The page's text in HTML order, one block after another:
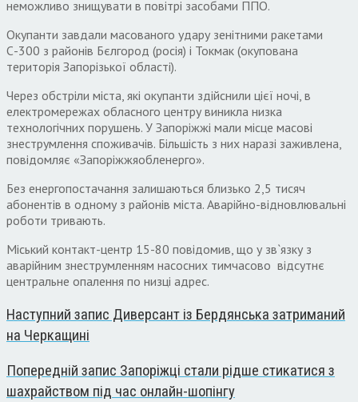
неможливо знищувати в повітрі засобами ППО.
Окупанти завдали масованого удару зенітними ракетами
С-300 з районів Бєлгород (росія) і Токмак (окупована
територія Запорізької області).
Через обстріли міста, які окупанти здійснили цієї ночі, в
електромережах обласного центру виникла низка
технологічних порушень. У Запоріжжі мали місце масові
знеструмлення споживачів. Більшість з них наразі заживлена,
повідомляє «Запоріжжяобленерго».
Без енергопостачання залишаються близько 2,5 тисяч
абонентів в одному з районів міста. Аварійно-відновлювальні
роботи тривають.
Міський контакт-центр 15-80 повідомив, що у зв`язку з
аварійним знеструмленням насосних тимчасово відсутнє
центральне опалення по низці адрес.
Наступний запис Диверсант із Бердянська затриманий
на Черкащині
Попередній запис Запоріжці стали рідше стикатися з
шахрайством під час онлайн-шопінгу